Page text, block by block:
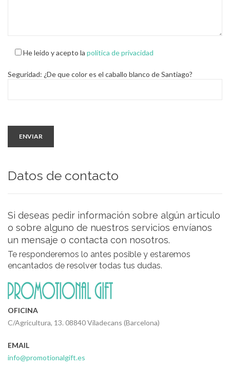
He leido y acepto la política de privacidad
Seguridad: ¿De que color es el caballo blanco de Santiago?
Datos de contacto
Si deseas pedir información sobre algún articulo
o sobre alguno de nuestros servicios envíanos
un mensaje o contacta con nosotros.
Te responderemos lo antes posible y estaremos
encantados de resolver todas tus dudas.
OFICINA
C/Agricultura, 13. 08840 Viladecans (Barcelona)
EMAIL
info@promotionalgift.es